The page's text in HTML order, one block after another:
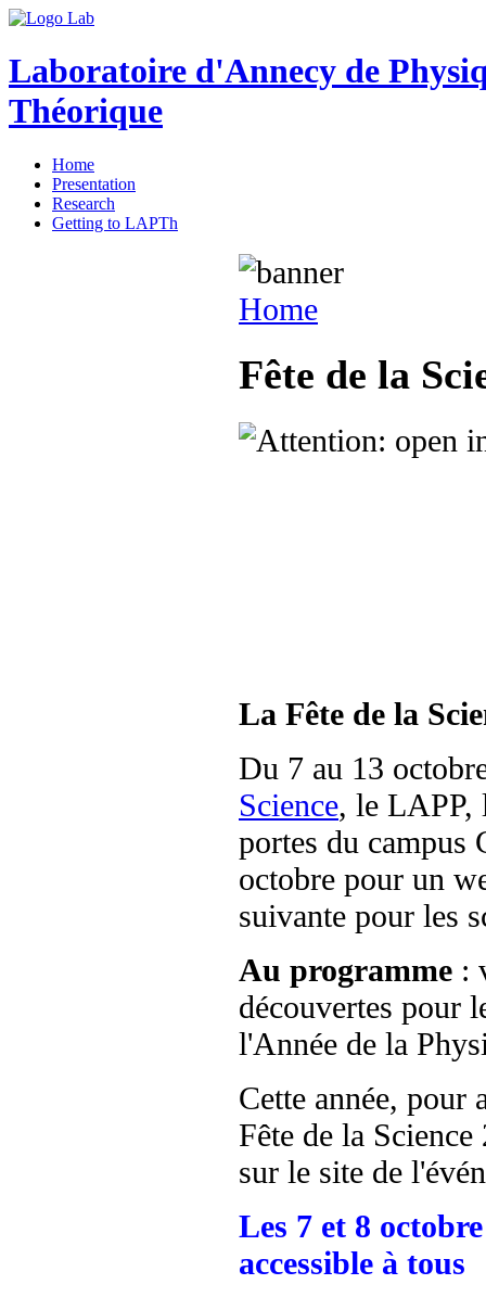
Laboratoire d'Annecy de
Théorique
Home
Presentation
Research
Getting to LAPTh
Home
Fête de la
La Fête de la
Du 7 au 13
Science, le LAPP,
portes du campus
octobre pour un
suivante pour les
Au programme :
découvertes pour
l'Année de la
Cette année,
Fête de la
sur le site de
Les 7 et 8
accessible à tous